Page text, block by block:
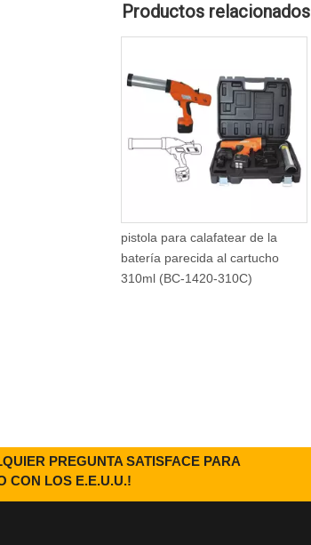
Productos relacionados
pistola para calafatear de la
batería parecida al cartucho
310ml (BC-1420-310C)
PREGUNTA SATISFACE PARA
CON LOS E.E.U.U.!